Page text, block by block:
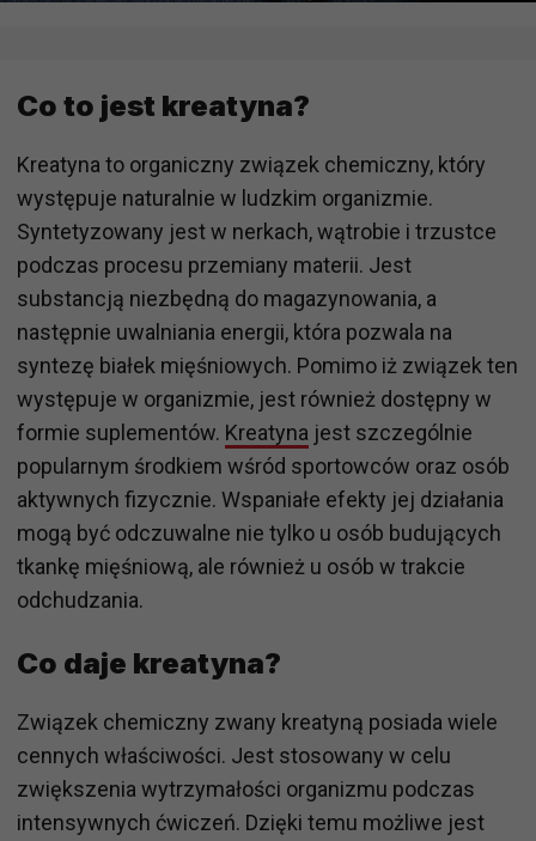
Co to jest kreatyna?
Kreatyna to organiczny związek chemiczny, który
występuje naturalnie w ludzkim organizmie.
Syntetyzowany jest w nerkach, wątrobie i trzustce
podczas procesu przemiany materii. Jest
substancją niezbędną do magazynowania, a
następnie uwalniania energii, która pozwala na
syntezę białek mięśniowych. Pomimo iż związek ten
występuje w organizmie, jest również dostępny w
formie suplementów. Kreatyna jest szczególnie
popularnym środkiem wśród sportowców oraz osób
aktywnych fizycznie. Wspaniałe efekty jej działania
mogą być odczuwalne nie tylko u osób budujących
tkankę mięśniową, ale również u osób w trakcie
odchudzania.
Co daje kreatyna?
Związek chemiczny zwany kreatyną posiada wiele
cennych właściwości. Jest stosowany w celu
zwiększenia wytrzymałości organizmu podczas
intensywnych ćwiczeń. Dzięki temu możliwe jest